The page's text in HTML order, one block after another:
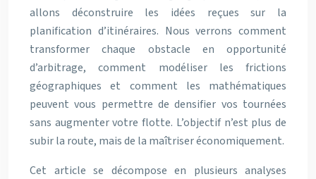
allons déconstruire les idées reçues sur la
planification d’itinéraires. Nous verrons comment
transformer chaque obstacle en opportunité
d’arbitrage, comment modéliser les frictions
géographiques et comment les mathématiques
peuvent vous permettre de densifier vos tournées
sans augmenter votre flotte. L’objectif n’est plus de
subir la route, mais de la maîtriser économiquement.
Cet article se décompose en plusieurs analyses